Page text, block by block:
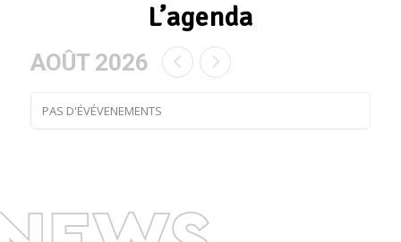
L’agenda
AOÛT 2026
PAS D'ÉVÉVENEMENTS